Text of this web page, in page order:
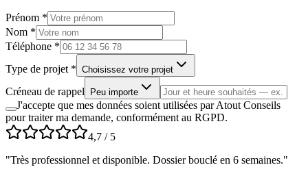
Prénom *
Nom *
Téléphone *
Type de projet * Choisissez votre projet
Créneau de rappel Peu importe
J'accepte que mes données soient utilisées par Atout Conseils
pour traiter ma demande, conformément au RGPD.
4,7 / 5
"Très professionnel et disponible. Dossier bouclé en 6 semaines."